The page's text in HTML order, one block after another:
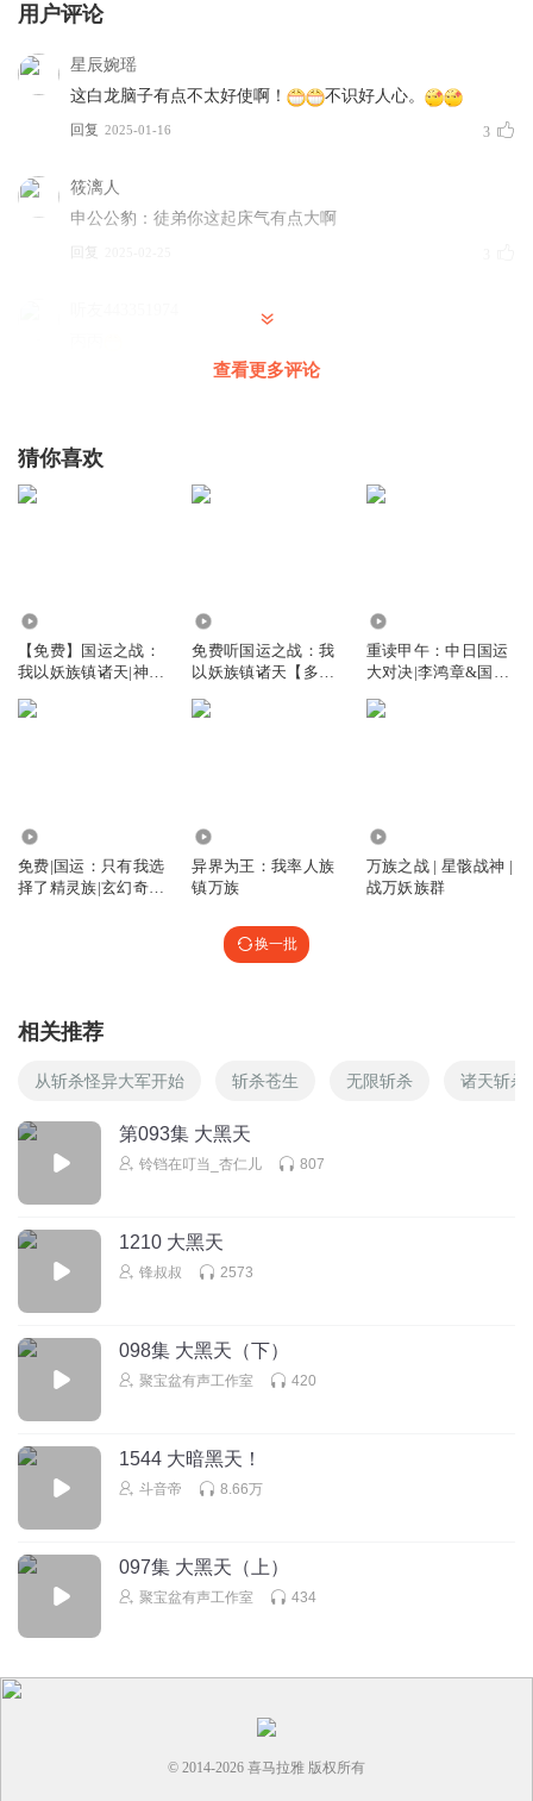
用户评论
星辰婉瑶
这白龙脑子有点不太好使啊！
不识好人心。
回复 2025-01-16 3
筱漓人
申公公豹：徒弟你这起床气有点大啊
回复
丙丙
查看更多评论
猜你喜欢
【免费】国运之战：
我以妖族镇诸天|神
免费听国运之战：我
以妖族镇诸天【多人
重读甲午：中日国运
大对决|李鸿章&国运
免费|国运：只有我选
择了精灵族|玄幻奇幻
异界为王：我率人族
镇万族
万族之战 | 星骸战神 |
战万妖族群
换一批
相关推荐
从斩杀怪异大军开始 斩杀苍生 无限斩杀 诸天斩杀
第093集 大黑天
铃铛在叮当_杏仁儿 807
1210 大黑天
锋叔叔 2573
098集 大黑天（下）
聚宝盆有声工作室 420
1544 大暗黑天！
斗音帝 8.66万
097集 大黑天（上）
聚宝盆有声工作室 434
© 2014-2026 喜马拉雅 版权所有